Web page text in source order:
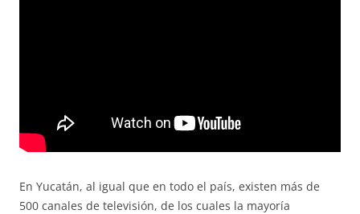
En Yucatán, al igual que en todo el país, existen más de
500 canales de televisión, de los cuales la mayoría